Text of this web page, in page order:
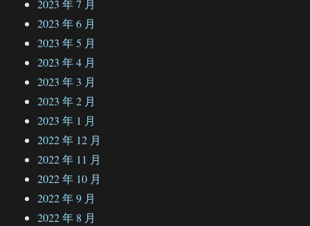
2023 年 7 月
2023 年 6 月
2023 年 5 月
2023 年 4 月
2023 年 3 月
2023 年 2 月
2023 年 1 月
2022 年 12 月
2022 年 11 月
2022 年 10 月
2022 年 9 月
2022 年 8 月